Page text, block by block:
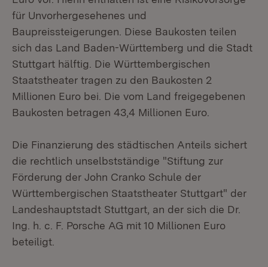
für Unvorhergesehenes und
Baupreissteigerungen. Diese Baukosten teilen
sich das Land Baden-Württemberg und die Stadt
Stuttgart hälftig. Die Württembergischen
Staatstheater tragen zu den Baukosten 2
Millionen Euro bei. Die vom Land freigegebenen
Baukosten betragen 43,4 Millionen Euro.
Die Finanzierung des städtischen Anteils sichert
die rechtlich unselbstständige "Stiftung zur
Förderung der John Cranko Schule der
Württembergischen Staatstheater Stuttgart" der
Landeshauptstadt Stuttgart, an der sich die Dr.
Ing. h. c. F. Porsche AG mit 10 Millionen Euro
beteiligt.